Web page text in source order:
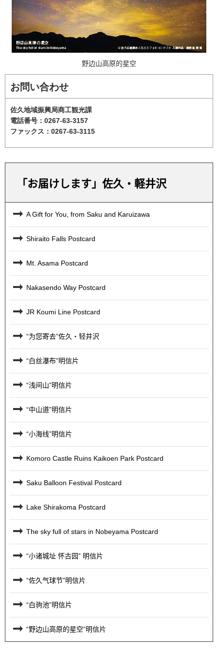
野边山高原的星空
お問い合わせ
佐久地域振興局商工観光課
電話番号：0267-63-3157
ファックス：0267-63-3115
「お届けします」佐久・軽井沢
A Gift for You, from Saku and Karuizawa
Shiraito Falls Postcard
Mt. Asama Postcard
Nakasendo Way Postcard
JR Koumi Line Postcard
“为您寄去”佐久・轻井沢
“白丝瀑布”明信片
“浅间山”明信片
“中山道”明信片
“小海线”明信片
Komoro Castle Ruins Kaikoen Park Postcard
Saku Balloon Festival Postcard
Lake Shirakoma Postcard
The sky full of stars in Nobeyama Postcard
“小诸城址 怀古园” 明信片
“佐久气球节”明信片
“白驹池”明信片
“野边山高原的星空”明信片